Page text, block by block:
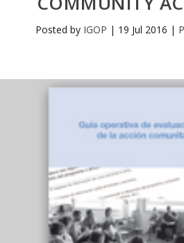
Posted by IGOP | 19 Jul 2016 |